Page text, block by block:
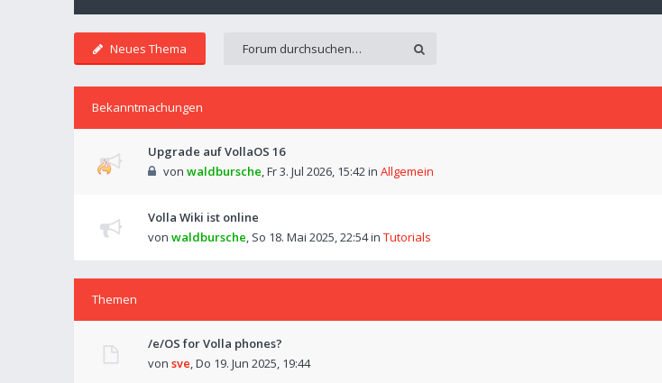
Neues Thema
Bekanntmachungen
Upgrade auf VollaOS 16
von waldbursche,Fr 3. Jul 2026, 15:42in Allgemein
Volla Wiki ist online
von waldbursche, So 18. Mai 2025, 22:54in Tutorials
Themen
/e/OS for Volla phones?
von sve,Do 19. Jun 2025, 19:44